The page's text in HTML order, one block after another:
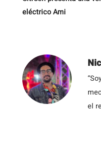
eléctrico Ami
el